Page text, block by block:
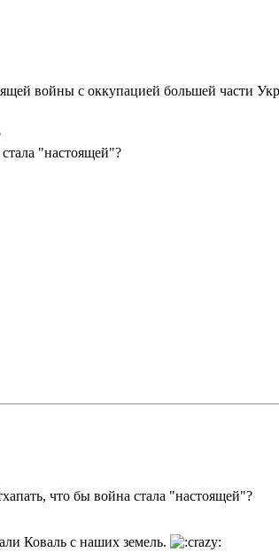
войны с оккупацией большeй части
"настоящей"?
что бы война стала "настоящей"?
Коваль с наших земель.